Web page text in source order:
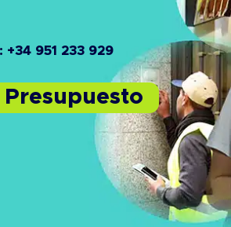
+34 951 233 929